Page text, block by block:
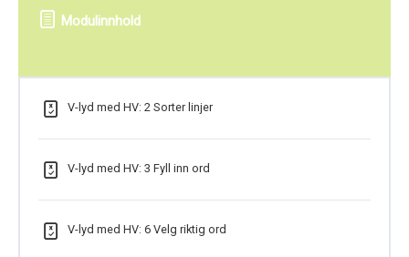
Modulinnhold
V-lyd med HV: 2 Sorter linjer
V-lyd med HV: 3 Fyll inn ord
V-lyd med HV: 6 Velg riktig ord